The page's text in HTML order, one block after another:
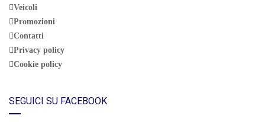
Veicoli
Promozioni
Contatti
Privacy policy
Cookie policy
SEGUICI SU FACEBOOK